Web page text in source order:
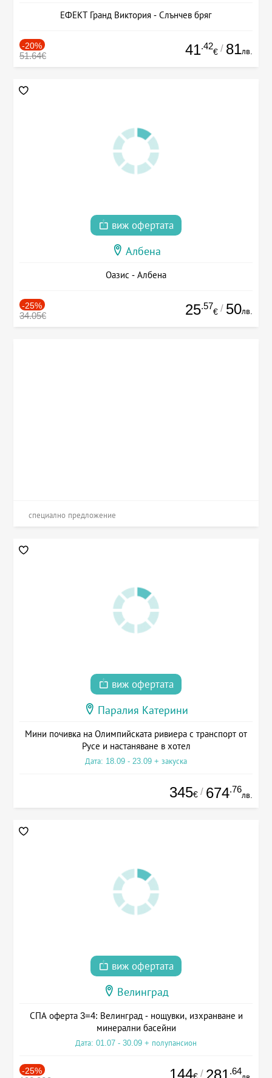
ЕФЕКТ Гранд Виктория - Слънчев бряг
-20%
51.64€ 41.42
€ / 81лв.
виж офертата
Албена
Оазис - Албена
-25%
34.05€ 25.57
€ / 50лв.
специално предложение
виж офертата
Паралия Катерини
Мини почивка на Олимпийската ривиера с транспорт от
Русе и настаняване в хотел
Дата: 18.09 - 23.09 + закуска
345€ / 674.76
лв.
виж офертата
Велинград
СПА оферта 3=4: Велинград - нощувки, изхранване и
минерални басейни
Дата: 01.07 - 30.09 + полупансион
-25% 144 / 281 .64